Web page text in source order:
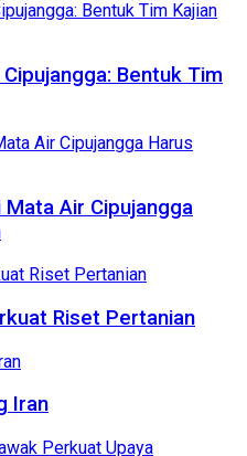
Bentuk Tim
Air Cipujangga
Riset Pertanian
Iran